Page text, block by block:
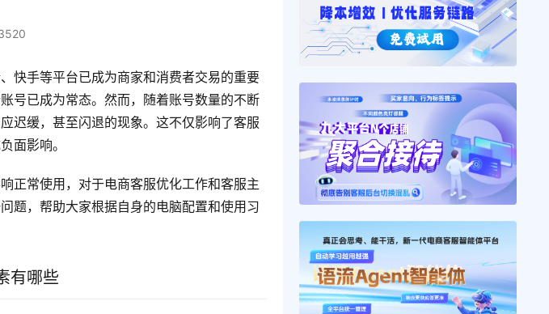
快手等平台已成为商家和消费者交易的重要
号已成为常态。然而，随着账号数量的不断
迟缓，甚至闪退的现象。这不仅影响了客服
面影响。
正常使用，对于电商客服优化工作和客服主
题，帮助大家根据自身的电脑配置和使用习
有哪些